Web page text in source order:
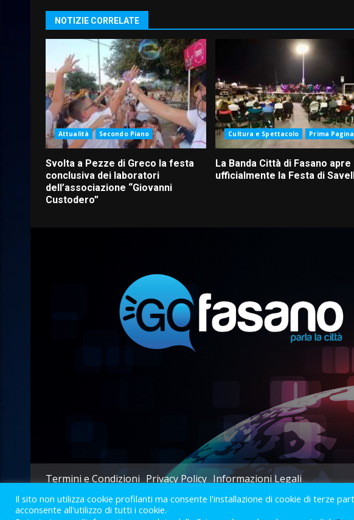
NOTIZIE CORRELATE
Attualità Secondo Piano
Svolta a Pezze di Greco la festa
conclusiva dei laboratori
dell’associazione “Giovanni
Custodero”
Cultura e Spettacolo Prima Pagina
La Banda Città di Fasano apre
ufficialmente la Festa di
Termini e Condizioni Privacy Policy Informazioni Legali
2023 ©
Il sito non utilizza cookie profilanti ma consente l'installazione di cookie di terze
acconsente all'utilizzo di tutti i cookie.